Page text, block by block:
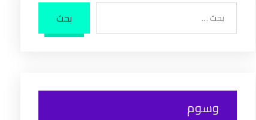
بحث
وسوم